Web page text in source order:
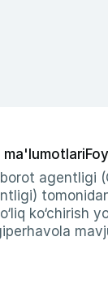
ma'lumotlari
agentligi